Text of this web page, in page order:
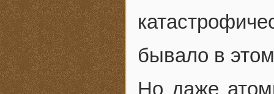
бывало в
Но даже